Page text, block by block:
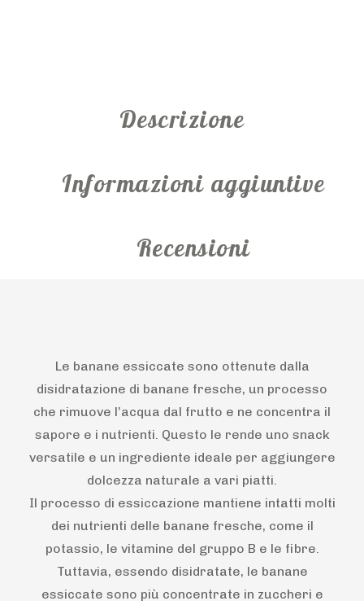
Descrizione
Informazioni aggiuntive
Recensioni
Le banane essiccate sono ottenute dalla
disidratazione di banane fresche, un processo
che rimuove l’acqua dal frutto e ne concentra il
sapore e i nutrienti. Questo le rende uno snack
versatile e un ingrediente ideale per aggiungere
dolcezza naturale a vari piatti.
Il processo di essiccazione mantiene intatti molti
dei nutrienti delle banane fresche, come il
potassio, le vitamine del gruppo B e le fibre.
Tuttavia, essendo disidratate, le banane
essiccate sono più concentrate in zuccheri e